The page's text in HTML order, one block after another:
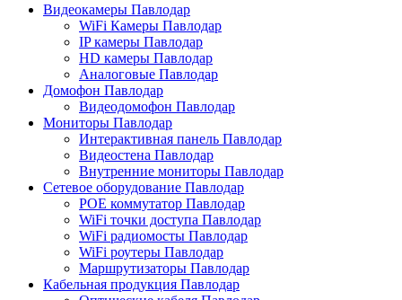
Видеокамеры Павлодар
WiFi Камеры Павлодар
IP камеры Павлодар
HD камеры Павлодар
Аналоговые Павлодар
Домофон Павлодар
Видеодомофон Павлодар
Мониторы Павлодар
Интерактивная панель Павлодар
Видеостена Павлодар
Внутренние мониторы Павлодар
Сетевое оборудование Павлодар
POE коммутатор Павлодар
WiFi точки доступа Павлодар
WiFi радиомосты Павлодар
WiFi роутеры Павлодар
Маршрутизаторы Павлодар
Кабельная продукция Павлодар